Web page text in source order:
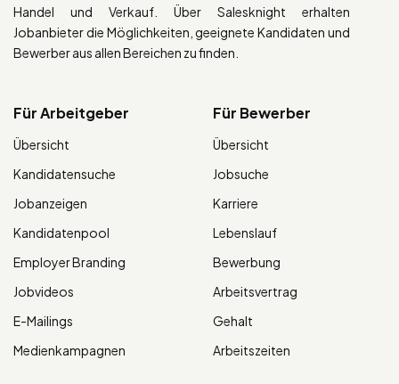
Handel und Verkauf. Über Salesknight erhalten
Jobanbieter die Möglichkeiten, geeignete Kandidaten und
Bewerber aus allen Bereichen zu finden.
Für Arbeitgeber
Übersicht
Kandidatensuche
Jobanzeigen
Kandidatenpool
Employer Branding
Jobvideos
E-Mailings
Medienkampagnen
Für Bewerber
Übersicht
Jobsuche
Karriere
Lebenslauf
Bewerbung
Arbeitsvertrag
Gehalt
Arbeitszeiten